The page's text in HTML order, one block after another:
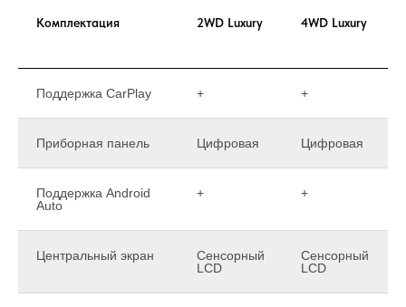
Комплектация 2WD Luxury 4WD Luxury
Поддержка CarPlay + +
Приборная панель Цифровая Цифровая
Поддержка Android
Auto
+ +
Центральный экран
Сенсорный
LCD
Сенсорный
LCD